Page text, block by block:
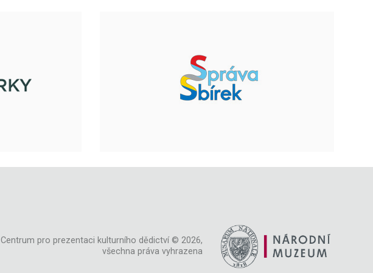
Centrum pro prezentaci kulturního dědictví © 2026,
všechna práva vyhrazena